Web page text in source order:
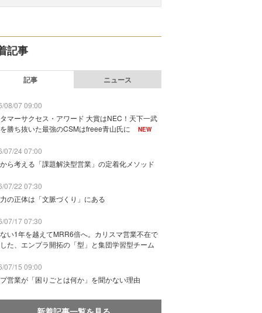
記事
記事 ニュース
08/07 09:00
マーサクセス・アワード 大賞はNEC！天下一武
勝ち抜いた最強のCSMはfreee青山氏に
NEW
07/24 07:00
ら考える「課題解決型営業」の定着化メソッド
07/22 07:30
の正体は「文脈づくり」にある
07/17 07:30
い1年を越えてMRR6倍へ。カリスマ営業不在で
た、エンプラ開拓の「型」と集団学習型チーム
07/15 09:00
営業が「困りごとは何か」を聞かない理由